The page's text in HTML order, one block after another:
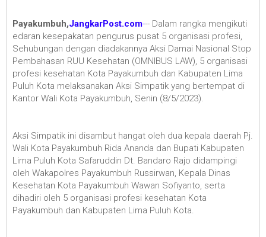
Payakumbuh,JangkarPost.com--- Dalam rangka mengikuti
edaran kesepakatan pengurus pusat 5 organisasi profesi,
Sehubungan dengan diadakannya Aksi Damai Nasional Stop
Pembahasan RUU Kesehatan (OMNIBUS LAW), 5 organisasi
profesi kesehatan Kota Payakumbuh dan Kabupaten Lima
Puluh Kota melaksanakan Aksi Simpatik yang bertempat di
Kantor Wali Kota Payakumbuh, Senin (8/5/2023).
Aksi Simpatik ini disambut hangat oleh dua kepala daerah Pj.
Wali Kota Payakumbuh Rida Ananda dan Bupati Kabupaten
Lima Puluh Kota Safaruddin Dt. Bandaro Rajo didampingi
oleh Wakapolres Payakumbuh Russirwan, Kepala Dinas
Kesehatan Kota Payakumbuh Wawan Sofiyanto, serta
dihadiri oleh 5 organisasi profesi kesehatan Kota
Payakumbuh dan Kabupaten Lima Puluh Kota.